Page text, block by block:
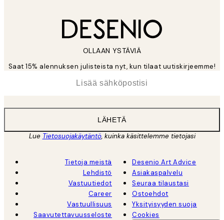
OLLAAN YSTÄVIÄ
Saat 15% alennuksen julisteista nyt, kun tilaat uutiskirjeemme!
LÄHETÄ
Lue Tietosuojakäytäntö, kuinka käsittelemme tietojasi
Tietoja meistä
Lehdistö
Vastuutiedot
Career
Vastuullisuus
Saavutettavuusseloste
Desenio Art Advice
Asiakaspalvelu
Seuraa tilaustasi
Ostoehdot
Yksityisyyden suoja
Cookies